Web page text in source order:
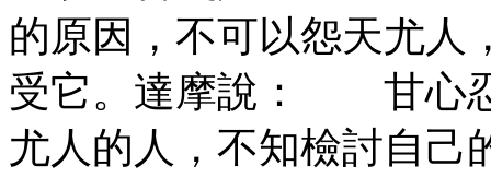
的原因，不可以怨天尤人
受它。達摩說： 甘
尤人的人，不知檢討自己